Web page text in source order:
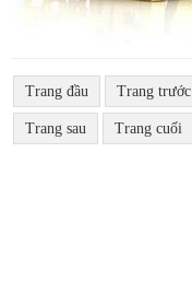
Trang đầu Trang trước
Trang sau Trang cuối